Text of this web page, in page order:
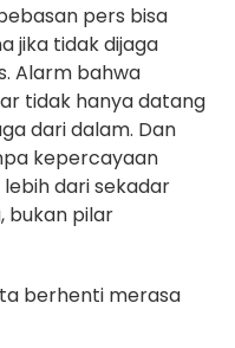
pers bisa
jika tidak dijaga
Alarm bahwa
tidak hanya datang
dari dalam. Dan
kepercayaan
dari sekadar
bukan pilar
berhenti merasa